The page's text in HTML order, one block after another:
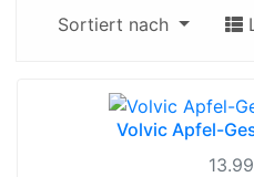
Sortiert nach
Volvic Apfel-